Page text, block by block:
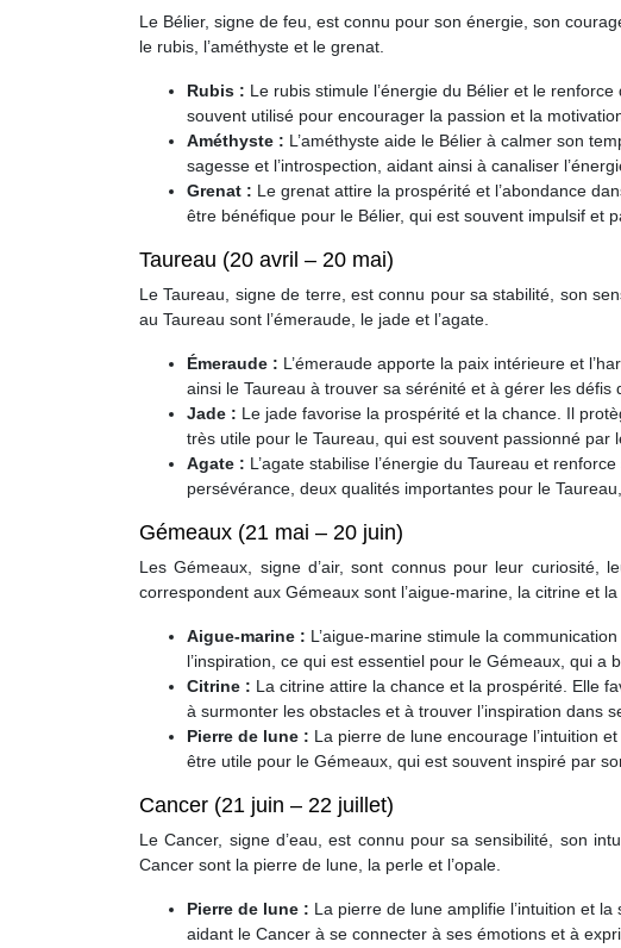
Le Bélier, signe de feu, est connu pour son énergie, son
le rubis, l’améthyste et le grenat.
Rubis : Le rubis stimule l’énergie du Bélier et le
souvent utilisé pour encourager la passion et la
Améthyste : L’améthyste aide le Bélier à calmer son
sagesse et l’introspection, aidant ainsi à canaliser
Grenat : Le grenat attire la prospérité et l’abondance
être bénéfique pour le Bélier, qui est souvent impulsif et
Taureau (20 avril – 20 mai)
Le Taureau, signe de terre, est connu pour sa stabilité, son
au Taureau sont l’émeraude, le jade et l’agate.
Émeraude : L’émeraude apporte la paix intérieure et
ainsi le Taureau à trouver sa sérénité et à gérer les défis
Jade : Le jade favorise la prospérité et la chance. Il
très utile pour le Taureau, qui est souvent passionné par
Agate : L’agate stabilise l’énergie du Taureau et
persévérance, deux qualités importantes pour le
Gémeaux (21 mai – 20 juin)
Les Gémeaux, signe d’air, sont connus pour leur curiosité,
correspondent aux Gémeaux sont l’aigue-marine, la citrine et la
Aigue-marine : L’aigue-marine stimule la
l’inspiration, ce qui est essentiel pour le Gémeaux, qui a
Citrine : La citrine attire la chance et la prospérité. Elle
à surmonter les obstacles et à trouver l’inspiration dans
Pierre de lune : La pierre de lune encourage l’intuition
être utile pour le Gémeaux, qui est souvent inspiré par
Cancer (21 juin – 22 juillet)
Le Cancer, signe d’eau, est connu pour sa sensibilité, son
Cancer sont la pierre de lune, la perle et l’opale.
Pierre de lune : La pierre de lune amplifie l’intuition et
aidant le Cancer à se connecter à ses émotions et à